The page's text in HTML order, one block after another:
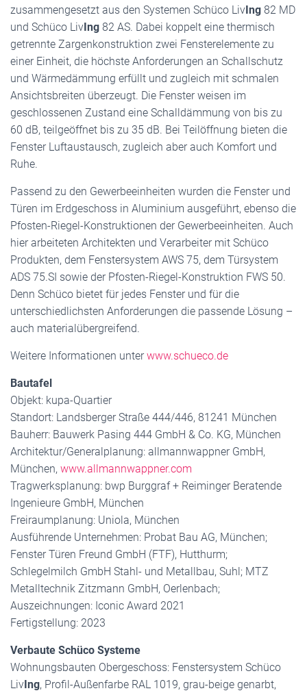
zusammengesetzt aus den Systemen Schüco LivIng 82 MD
und Schüco LivIng 82 AS. Dabei koppelt eine thermisch
getrennte Zargenkonstruktion zwei Fensterelemente zu
einer Einheit, die höchste Anforderungen an Schallschutz
und Wärmedämmung erfüllt und zugleich mit schmalen
Ansichtsbreiten überzeugt. Die Fenster weisen im
geschlossenen Zustand eine Schalldämmung von bis zu
60 dB, teilgeöffnet bis zu 35 dB. Bei Teilöffnung bieten die
Fenster Luftaustausch, zugleich aber auch Komfort und
Ruhe.
Passend zu den Gewerbeeinheiten wurden die Fenster und
Türen im Erdgeschoss in Aluminium ausgeführt, ebenso die
Pfosten-Riegel-Konstruktionen der Gewerbeeinheiten. Auch
hier arbeiteten Architekten und Verarbeiter mit Schüco
Produkten, dem Fenstersystem AWS 75, dem Türsystem
ADS 75.SI sowie der Pfosten-Riegel-Konstruktion FWS 50.
Denn Schüco bietet für jedes Fenster und für die
unterschiedlichsten Anforderungen die passende Lösung –
auch materialübergreifend.
Weitere Informationen unterwww.schueco.de
Bautafel
Objekt: kupa-Quartier
Standort: Landsberger Straße 444/446, 81241 München
Bauherr: Bauwerk Pasing 444 GmbH & Co. KG, München
Architektur/Generalplanung: allmannwappner GmbH,
München, www.allmannwappner.com
Tragwerksplanung: bwp Burggraf + Reiminger Beratende
Ingenieure GmbH, München
Freiraumplanung: Uniola, München
Ausführende Unternehmen: Probat Bau AG, München;
Fenster Türen Freund GmbH (FTF), Hutthurm;
Schlegelmilch GmbH Stahl- und Metallbau, Suhl; MTZ
Metalltechnik Zitzmann GmbH, Oerlenbach;
Auszeichnungen: Iconic Award 2021
Fertigstellung: 2023
Verbaute Schüco Systeme
Wohnungsbauten Obergeschoss: Fenstersystem Schüco
LivIng, Profil-Außenfarbe RAL 1019, grau-beige genarbt,